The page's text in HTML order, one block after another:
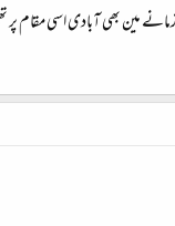
مین بھی آبادی اسی مقام پر